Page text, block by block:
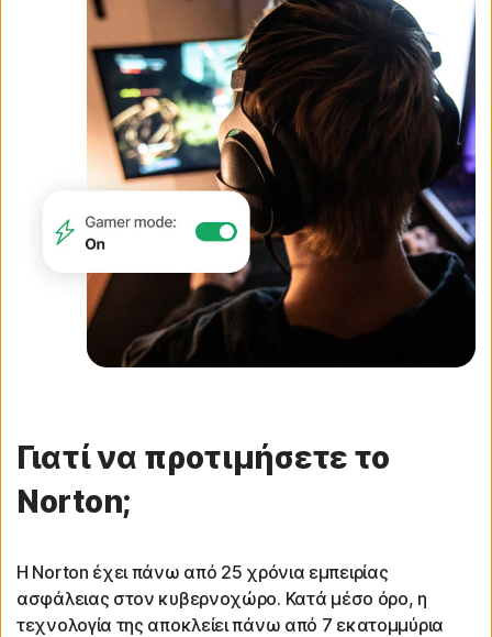
Γιατί να προτιμήσετε το
Norton;
Η Norton έχει πάνω από 25 χρόνια εμπειρίας
ασφάλειας στον κυβερνοχώρο. Κατά μέσο όρο, η
τεχνολογία της αποκλείει πάνω από 7 εκατομμύρια